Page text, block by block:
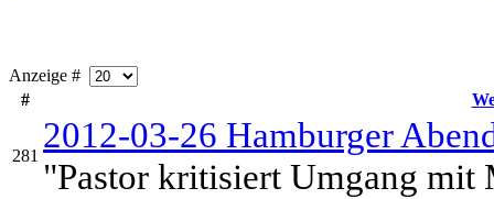
Anzeige #
#
281
2012-03-26 Hamburger
"Pastor kritisiert Umgang mit